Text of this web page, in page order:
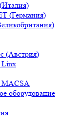
(Германия)
(Австрия)
Linx
MACSA
оборудование